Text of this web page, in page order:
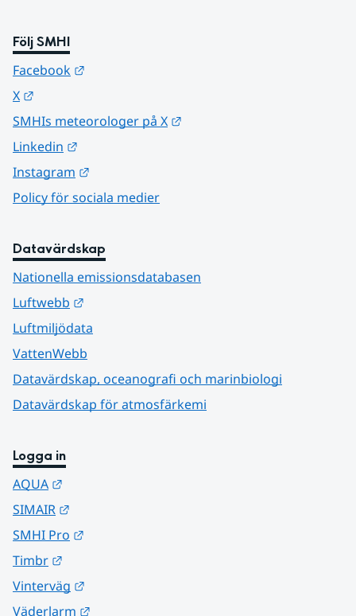
Följ SMHI
Facebook
X
SMHIs meteorologer på X
Linkedin
Instagram
Policy för sociala medier
Datavärdskap
Nationella emissionsdatabasen
Luftwebb
Luftmiljödata
VattenWebb
Datavärdskap, oceanografi och marinbiologi
Datavärdskap för atmosfärkemi
Logga in
AQUA
SIMAIR
SMHI Pro
Timbr
Vinterväg
Väderlarm